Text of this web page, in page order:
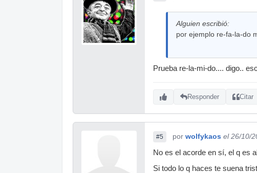
Alguien escribió:
por ejemplo re-fa-la-do
Prueba re-la-mi-do.... digo..
Responder Citar
#5 por wolfykaos el 26/10/
No es el acorde en sí, el q es
Si todo lo q haces te suena